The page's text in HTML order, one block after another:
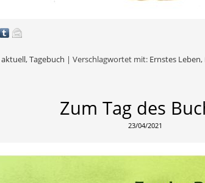
aktuell,Tagebuch | Verschlagwortet mit: Ernstes Leben,
Zum Tag des
23/04/2021